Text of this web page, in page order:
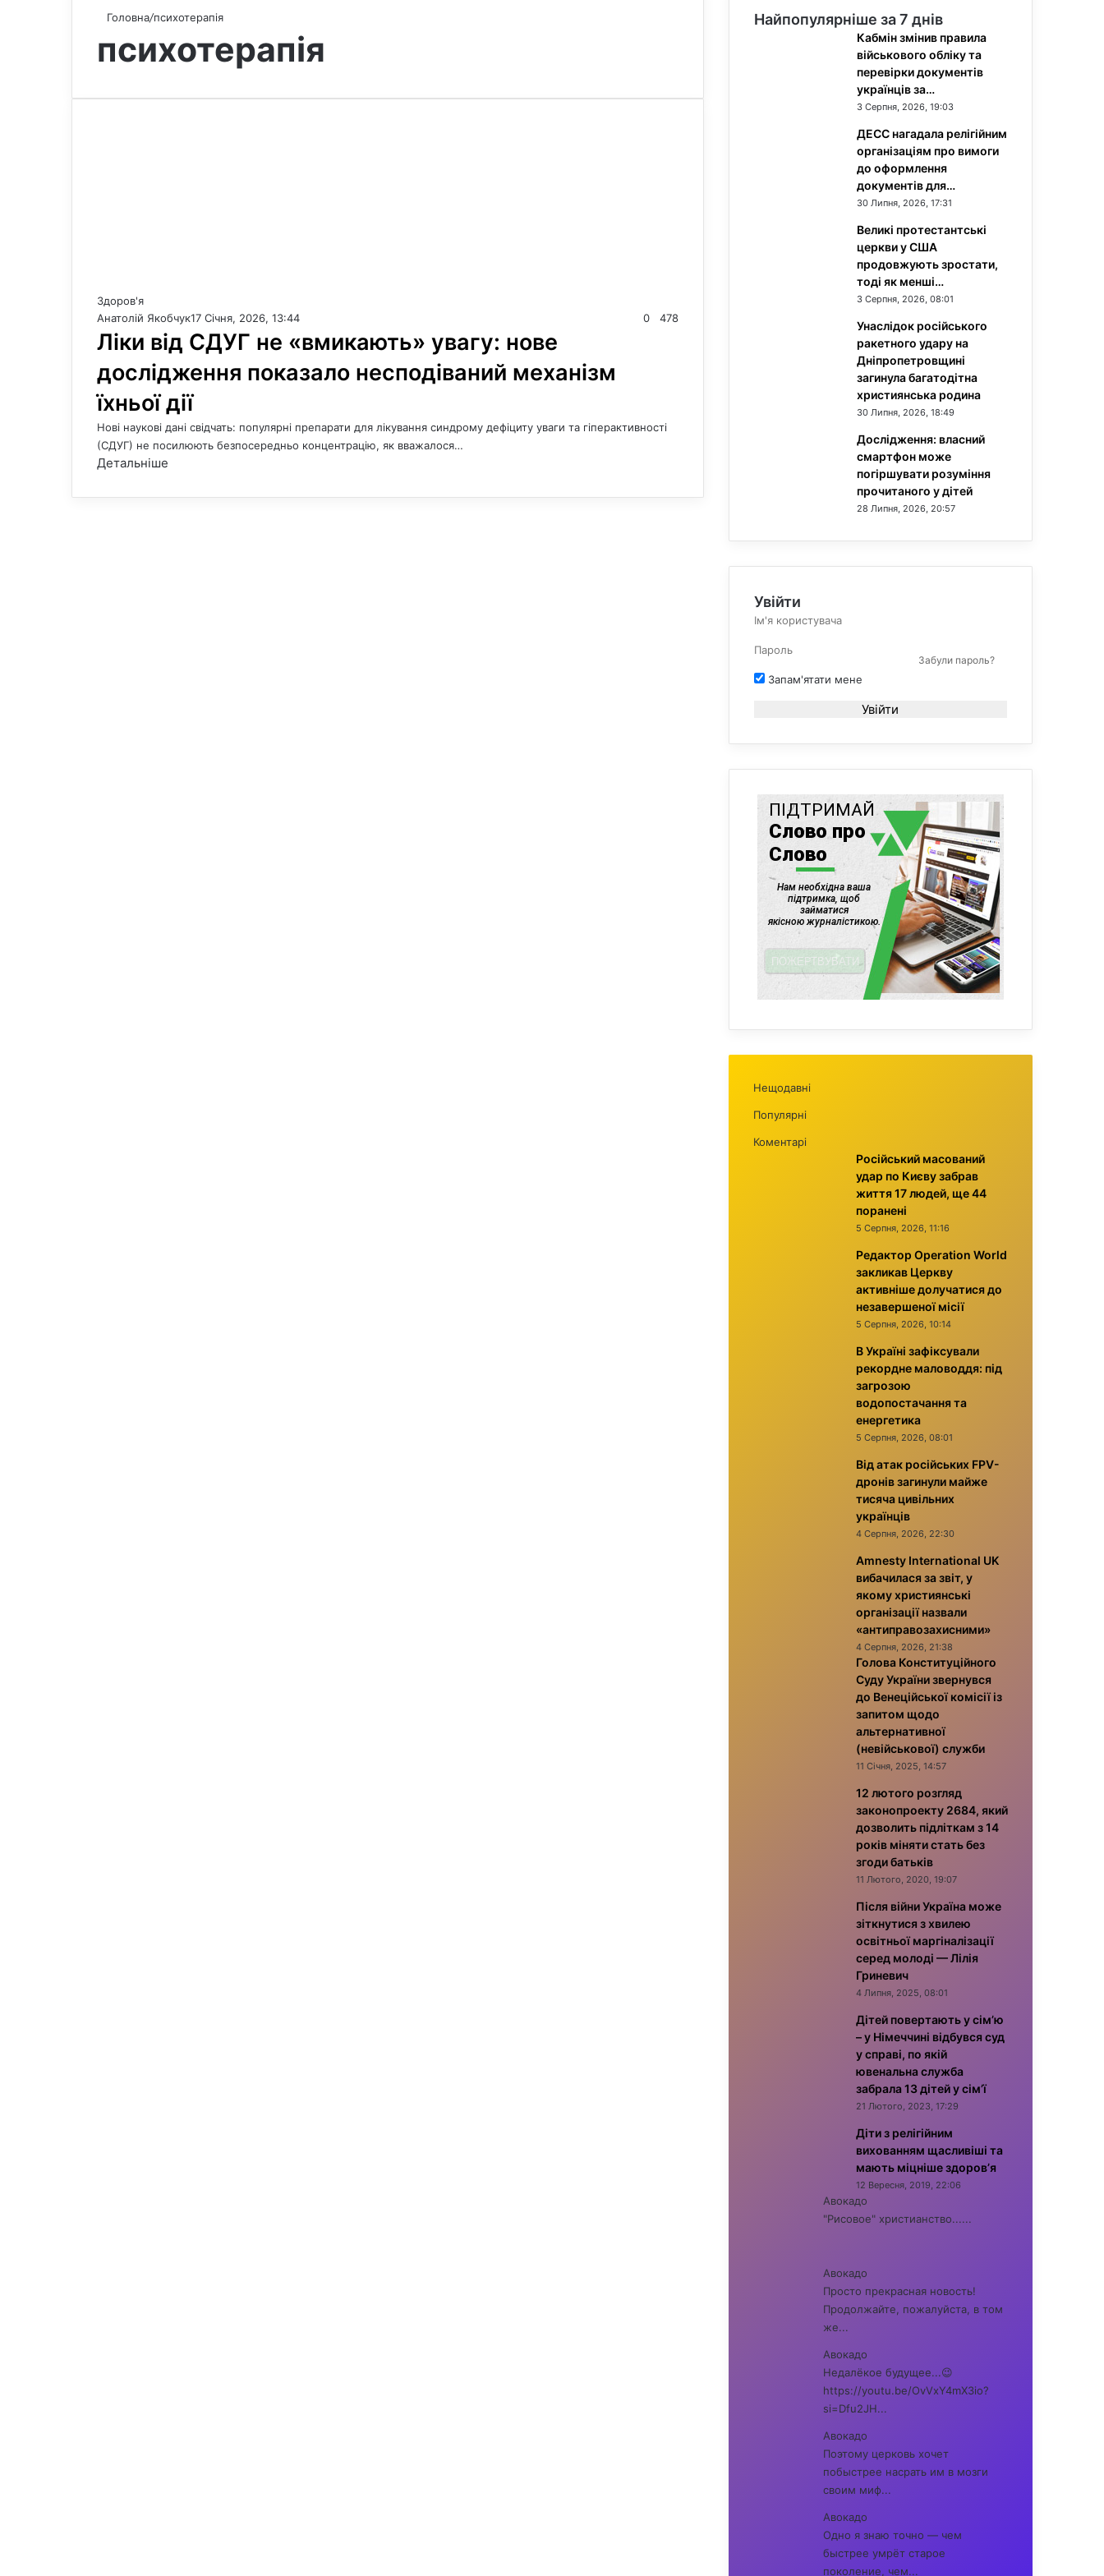
Головна/психотерапія
психотерапія
Здоров'я
Анатолій Якобчук17 Січня, 2026, 13:44 0 478
Ліки від СДУГ не «вмикають» увагу: нове
дослідження показало несподіваний механізм
їхньої дії
Нові наукові дані свідчать: популярні препарати для лікування синдрому дефіциту уваги та гіперактивності
(СДУГ) не посилюють безпосередньо концентрацію, як вважалося…
Детальніше
Найпопулярніше за 7 днів
Кабмін змінив правила
військового обліку та
перевірки документів
українців за…
3 Серпня, 2026, 19:03
ДЕСС нагадала релігійним
організаціям про вимоги
до оформлення
документів для…
30 Липня, 2026, 17:31
Великі протестантські
церкви у США
продовжують зростати,
тоді як менші…
3 Серпня, 2026, 08:01
Унаслідок російського
ракетного удару на
Дніпропетровщині
загинула багатодітна
християнська родина
30 Липня, 2026, 18:49
Дослідження: власний
смартфон може
погіршувати розуміння
прочитаного у дітей
28 Липня, 2026, 20:57
Увійти
Забули пароль?
Запам'ятати мене
Увійти
Нещодавні
Популярні
Коментарі
Російський масований
удар по Києву забрав
життя 17 людей, ще 44
поранені
5 Серпня, 2026, 11:16
Редактор Operation World
закликав Церкву
активніше долучатися до
незавершеної місії
5 Серпня, 2026, 10:14
В Україні зафіксували
рекордне маловоддя: під
загрозою
водопостачання та
енергетика
5 Серпня, 2026, 08:01
Від атак російських FPV-
дронів загинули майже
тисяча цивільних
українців
4 Серпня, 2026, 22:30
Amnesty International UK
вибачилася за звіт, у
якому християнські
організації назвали
«антиправозахисними»
4 Серпня, 2026, 21:38
Голова Конституційного
Суду України звернувся
до Венеційської комісії із
запитом щодо
альтернативної
(невійськової) служби
11 Січня, 2025, 14:57
12 лютого розгляд
законопроекту 2684, який
дозволить підліткам з 14
років міняти стать без
згоди батьків
11 Лютого, 2020, 19:07
Після війни Україна може
зіткнутися з хвилею
освітньої маргіналізації
серед молоді — Лілія
Гриневич
4 Липня, 2025, 08:01
Дітей повертають у сім’ю
– у Німеччині відбувся суд
у справі, по якій
ювенальна служба
забрала 13 дітей у сім’ї
21 Лютого, 2023, 17:29
Діти з релігійним
вихованням щасливіші та
мають міцніше здоров’я
12 Вересня, 2019, 22:06
Авокадо
"Рисовое" христианство......
Авокадо
Просто прекрасная новость!
Продолжайте, пожалуйста, в том
же...
Авокадо
Недалёкое будущее...😉
https://youtu.be/OvVxY4mX3io?
si=Dfu2JH...
Авокадо
Поэтому церковь хочет
побыстрее насрать им в мозги
своим миф...
Авокадо
Одно я знаю точно — чем
быстрее умрёт старое
поколение, чем...